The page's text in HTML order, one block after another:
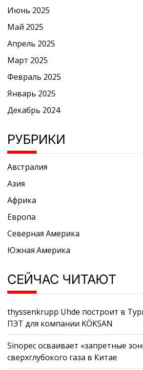
Июнь 2025
Май 2025
Апрель 2025
Март 2025
Февраль 2025
Январь 2025
Декабрь 2024
РУБРИКИ
Австралия
Азия
Африка
Европа
Северная Америка
Южная Америка
СЕЙЧАС ЧИТАЮТ
thyssenkrupp Uhde построит в
ПЭТ для компании KÖKSAN
Sinopec осваивает «запретные
сверхглубокого газа в Китае